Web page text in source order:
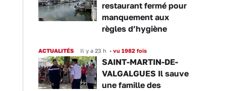
restaurant fermé pour
manquement aux
règles d’hygiène
ACTUALITÉS Il y a 23 h • vu 1982 fois
SAINT-MARTIN-DE-
VALGALGUES Il sauve
une famille des